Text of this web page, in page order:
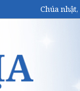
Chúa